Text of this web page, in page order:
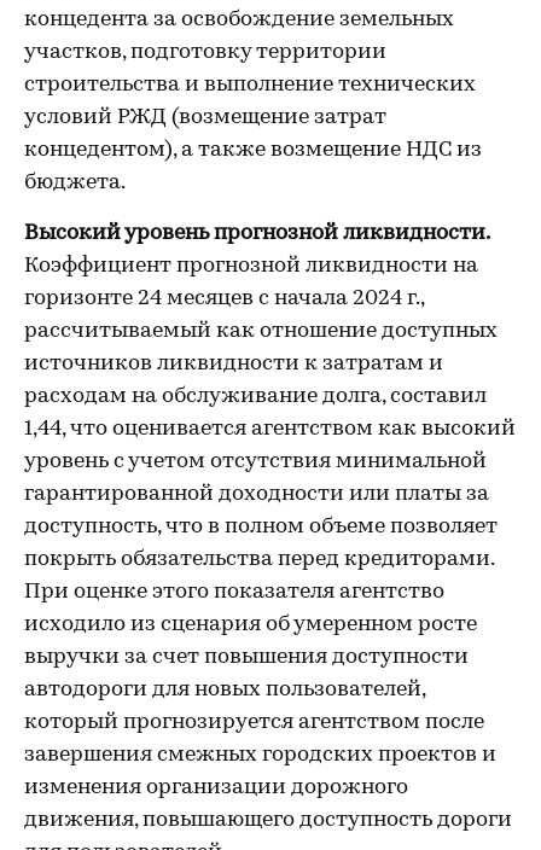
концедента за освобождение земельных
участков, подготовку территории
строительства и выполнение технических
условий РЖД (возмещение затрат
концедентом), а также возмещение НДС из
бюджета.
Высокий уровень прогнозной ликвидности.
Коэффициент прогнозной ликвидности на
горизонте 24 месяцев с начала 2024 г.,
рассчитываемый как отношение доступных
источников ликвидности к затратам и
расходам на обслуживание долга, составил
1,44, что оценивается агентством как высокий
уровень с учетом отсутствия минимальной
гарантированной доходности или платы за
доступность, что в полном объеме позволяет
покрыть обязательства перед кредиторами.
При оценке этого показателя агентство
исходило из сценария об умеренном росте
выручки за счет повышения доступности
автодороги для новых пользователей,
который прогнозируется агентством после
завершения смежных городских проектов и
изменения организации дорожного
движения, повышающего доступность дороги